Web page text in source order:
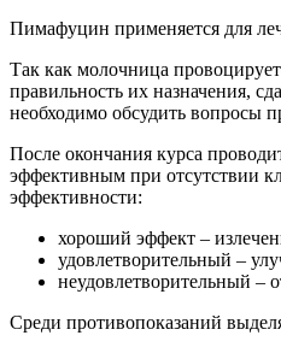
Пимафуцин применяется для
Так как молочница
правильность их назначения,
необходимо обсудить вопросы
После окончания курса
эффективным при отсутствии
эффективности:
хороший эффект –
удовлетворительный –
неудовлетворительный –
Среди противопоказаний